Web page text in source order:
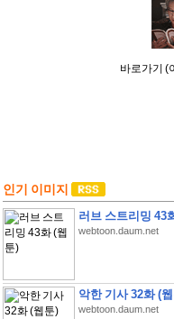
바로가기 (
인기 이미지
러브 스트리밍 43
webtoon.daum.net
악한 기사 32화 (
webtoon.daum.net